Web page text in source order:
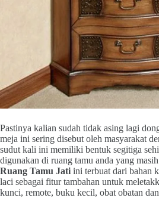
Pastinya kalian sudah tidak asing lagi
meja ini sering disebut oleh masyarakat
sudut kali ini memiliki bentuk segitiga
digunakan di ruang tamu anda yang
Ruang Tamu Jati ini terbuat dari bahan
laci sebagai fitur tambahan untuk
kunci, remote, buku kecil, obat obatan